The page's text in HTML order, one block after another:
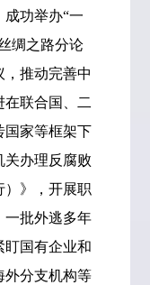
功举办“一
绸之路分论
推动完善中
联合国、二
国家等框架下
关办理反腐败
）》，开展职
一批外逃多年
盯国有企业和
外分支机构等